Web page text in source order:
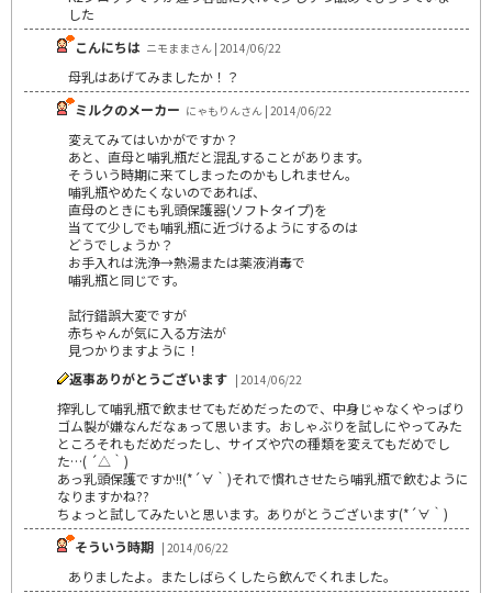
した
こんにちは ニモままさん | 2014/06/22
母乳はあげてみましたか！？
ミルクのメーカー にゃもりんさん | 2014/06/22
変えてみてはいかがですか？
あと、直母と哺乳瓶だと混乱することがあります。
そういう時期に来てしまったのかもしれません。
哺乳瓶やめたくないのであれば、
直母のときにも乳頭保護器(ソフトタイプ)を
当てて少しでも哺乳瓶に近づけるようにするのは
どうでしょうか？
お手入れは洗浄→熱湯または薬液消毒で
哺乳瓶と同じです。
試行錯誤大変ですが
赤ちゃんが気に入る方法が
見つかりますように！
返事ありがとうございます | 2014/06/22
搾乳して哺乳瓶で飲ませてもだめだったので、中身じゃなくやっぱり
ゴム製が嫌なんだなぁって思います。おしゃぶりを試しにやってみた
ところそれもだめだったし、サイズや穴の種類を変えてもだめでし
た…( ´△｀)
あっ乳頭保護ですか!!(*´∀｀)それで慣れさせたら哺乳瓶で飲むように
なりますかね??
ちょっと試してみたいと思います。ありがとうございます(*´∀｀)
そういう時期 | 2014/06/22
ありましたよ。またしばらくしたら飲んでくれました。